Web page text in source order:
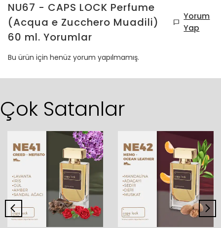
NU67 - CAPS LOCK Perfume
(Acqua e Zucchero Muadili)
60 ml. Yorumlar
Yorum
Yap
Bu ürün için henüz yorum yapılmamış.
Çok Satanlar